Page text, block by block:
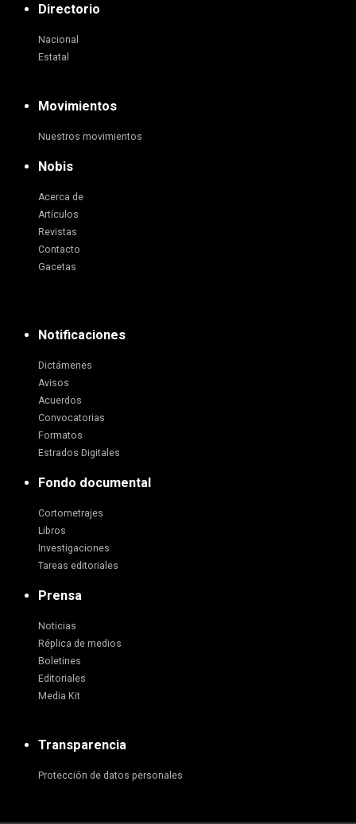
Directorio
Nacional
Estatal
Movimientos
Nuestros movimientos
Nobis
Acerca de
Artículos
Revistas
Contacto
Gacetas
Notificaciones
Dictámenes
Avisos
Acuerdos
Convocatorias
Formatos
Estrados Digitales
Fondo documental
Cortometrajes
Libros
Investigaciones
Tareas editoriales
Prensa
Noticias
Réplica de medios
Boletines
Editoriales
Media Kit
Transparencia
Protección de datos personales